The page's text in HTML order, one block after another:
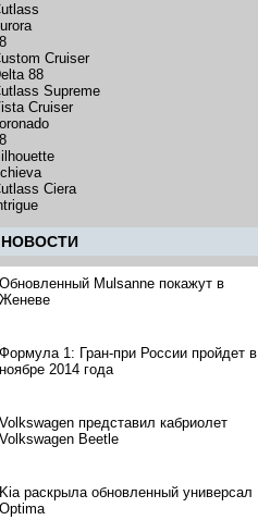
Cruiser
88
Supreme
Cruiser
Ciera
Обновленный Mulsanne покажут в
Женеве
Формула 1: Гран-при России пройдет в
ноябре 2014 года
Volkswagen представил кабриолет
Volkswagen Beetle
Kia раскрыла обновленный универсал
Optima